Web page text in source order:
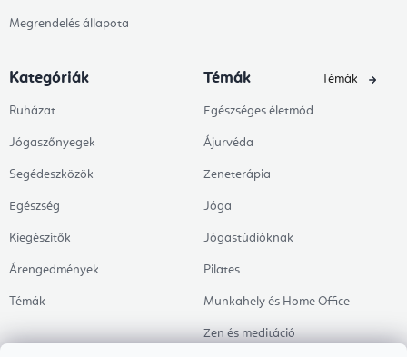
Megrendelés állapota
Kategóriák
Ruházat
Jógaszőnyegek
Segédeszközök
Egészség
Kiegészítők
Árengedmények
Témák
Témák
Egészséges életmód
Ájurvéda
Zeneterápia
Jóga
Jógastúdióknak
Pilates
Munkahely és Home Office
Zen és meditáció
Témák